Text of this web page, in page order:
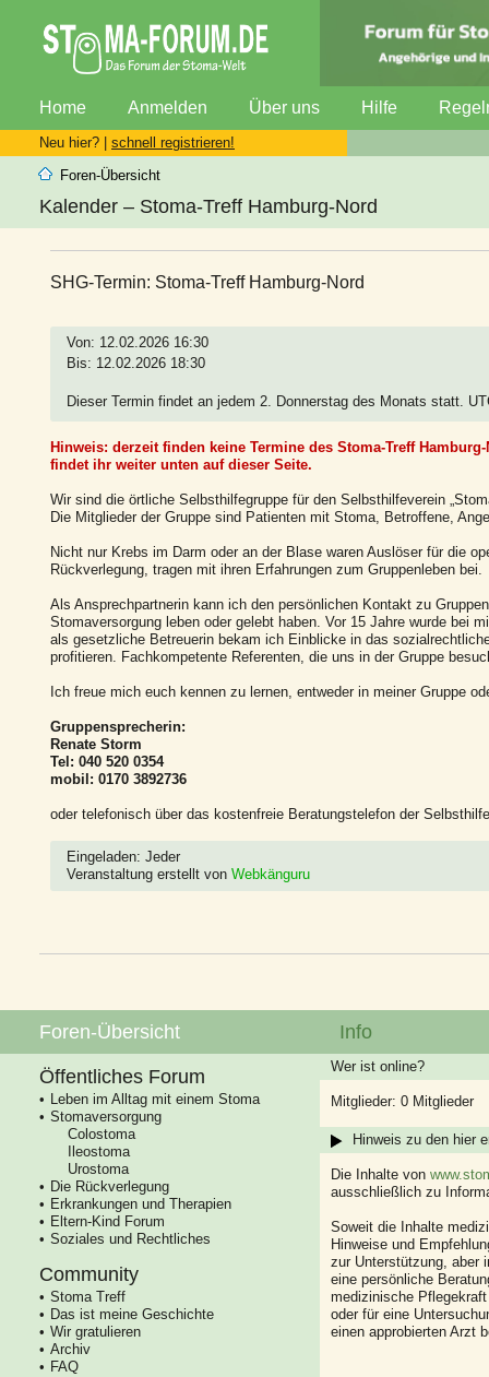
Home Anmelden Über uns Hilfe
Neu hier? | schnell registrieren!
Foren-Übersicht
Kalender – Stoma-Treff Hamburg-Nord
SHG-Termin: Stoma-Treff Hamburg-Nord
Von: 12.02.2026 16:30
Bis: 12.02.2026 18:30
Dieser Termin findet an jedem 2. Donnerstag des Monats statt.
Hinweis: derzeit finden keine Termine des Stoma-Treff
findet ihr weiter unten auf dieser Seite.
Wir sind die örtliche Selbsthilfegruppe für den Selbsthilfeverein
Die Mitglieder der Gruppe sind Patienten mit Stoma, Betroffene,
Nicht nur Krebs im Darm oder an der Blase waren Auslöser für die
Rückverlegung, tragen mit ihren Erfahrungen zum Gruppenleben bei.
Als Ansprechpartnerin kann ich den persönlichen Kontakt zu
Stomaversorgung leben oder gelebt haben. Vor 15 Jahre wurde bei
als gesetzliche Betreuerin bekam ich Einblicke in das
profitieren. Fachkompetente Referenten, die uns in der Gruppe
Ich freue mich euch kennen zu lernen, entweder in meiner Gruppe
Gruppensprecherin:
Renate Storm
Tel: 040 520 0354
mobil: 0170 3892736
oder telefonisch über das kostenfreie Beratungstelefon der
Eingeladen: Jeder
Veranstaltung erstellt von Webkänguru
Foren-Übersicht
Öffentliches Forum
Leben im Alltag mit einem Stoma
Stomaversorgung
Colostoma
Ileostoma
Urostoma
Die Rückverlegung
Erkrankungen und Therapien
Eltern-Kind Forum
Soziales und Rechtliches
Community
Stoma Treff
Das ist meine Geschichte
Wir gratulieren
Archiv
FAQ
Info
Wer ist online?
Mitglieder: 0 Mitglieder
Hinweis zu den hier
Die Inhalte von
ausschließlich zu
Soweit die Inhalte
Hinweise und
zur Unterstützung, aber
eine persönliche
medizinische
oder für eine
einen approbierten Arzt